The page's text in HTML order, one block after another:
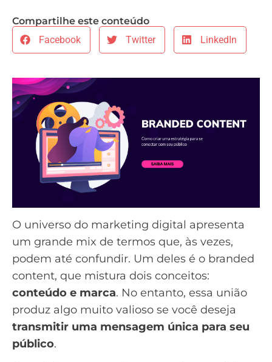
Compartilhe este conteúdo
Facebook
Twitter LinkedIn
O universo do marketing digital apresenta
um grande mix de termos que, às vezes,
podem até confundir. Um deles é o branded
content, que mistura dois conceitos:
conteúdo e marca. No entanto, essa união
produz algo muito valioso se você deseja
transmitir uma mensagem única para seu
público.